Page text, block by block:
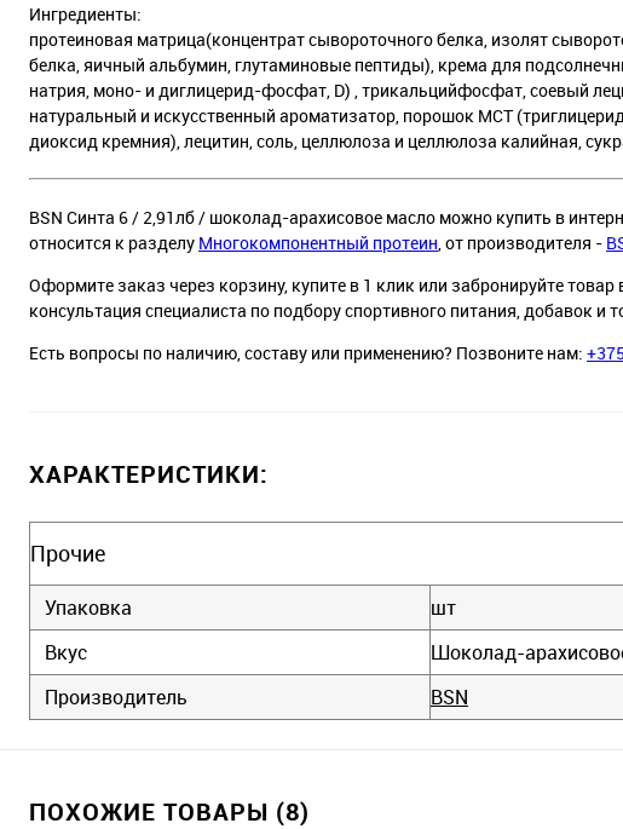
Ингредиенты:
протеиновая матрица(концентрат сывороточного белка, изолят
белка, яичный альбумин, глутаминовые пептиды), крема для
натрия, моно- и диглицерид-фосфат, D) , трикальцийфосфат, соевый
натуральный и искусственный ароматизатор, порошок МСТ
диоксид кремния), лецитин, соль, целлюлоза и целлюлоза калийная,
BSN Синта 6 / 2,91лб / шоколад-арахисовое масло можно купить в
относится к разделу Многокомпонентный протеин , от производителя -
Оформите заказ через корзину, купите в 1 клик или забронируйте
консультация специалиста по подбору спортивного питания, добавок и
Есть вопросы по наличию, составу или применению? Позвоните нам:
ХАРАКТЕРИСТИКИ:
Прочие
Упаковка
шт
Вкус
Шоколад-
Производитель
BSN
ПОХОЖИЕ ТОВАРЫ (8)